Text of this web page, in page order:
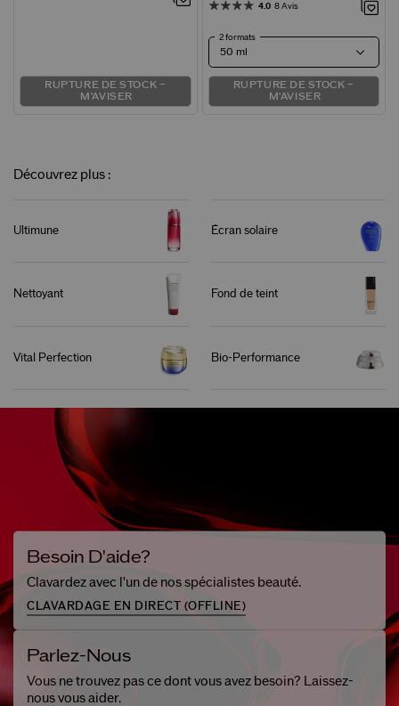
RUPTURE DE STOCK –
M'AVISER
4.0 8 Avis
2 formats
RUPTURE DE STOCK –
M'AVISER
Découvrez plus :
Ultimune Écran solaire
Nettoyant Fond de teint
Vital Perfection Bio-Performance
Besoin D'aide?
Clavardez avec l'un de nos spécialistes beauté.
CLAVARDAGE EN DIRECT (OFFLINE)
Parlez-Nous
Vous ne trouvez pas ce dont vous avez besoin? Laissez-
nous vous aider.